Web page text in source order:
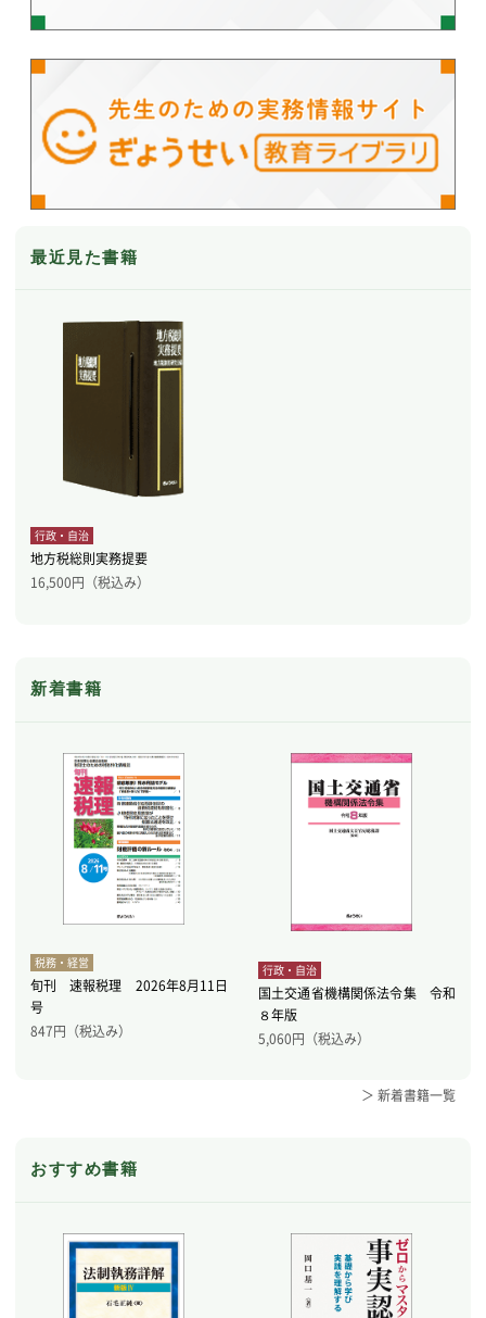
最近見た書籍
行政・自治
地方税総則実務提要
16,500円（税込み）
新着書籍
税務・経営
旬刊 速報税理 2026年8月11日
号
847円（税込み）
行政・自治
国土交通省機構関係法令集 令和
８年版
5,060円（税込み）
＞ 新着書籍一覧
おすすめ書籍